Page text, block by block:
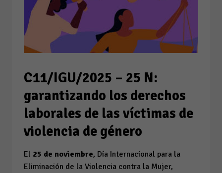
C11/IGU/2025 – 25 N:
garantizando los derechos
laborales de las víctimas de
violencia de género
El 25 de noviembre, Día Internacional para la
Eliminación de la Violencia contra la Mujer,